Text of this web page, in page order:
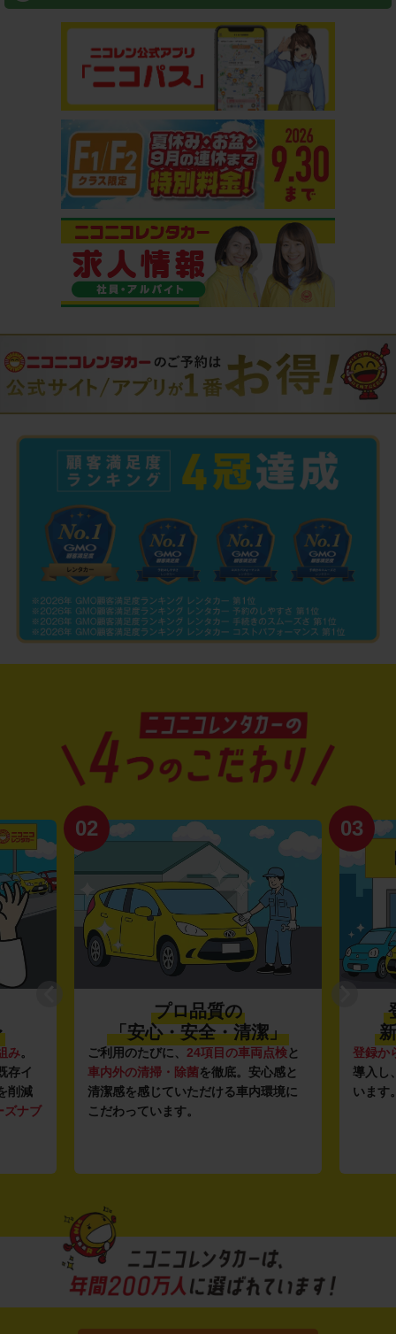
み。
存イ
削減
ズナブ
02
プロ品質の
「安心・安全・清潔」
ご利用のたびに、 24項目の車両点検と
車内外の清掃・除菌を徹底。安心感と
清潔感を感じていただける車内環境に
こだわっています。
03
登録か
導入し
います